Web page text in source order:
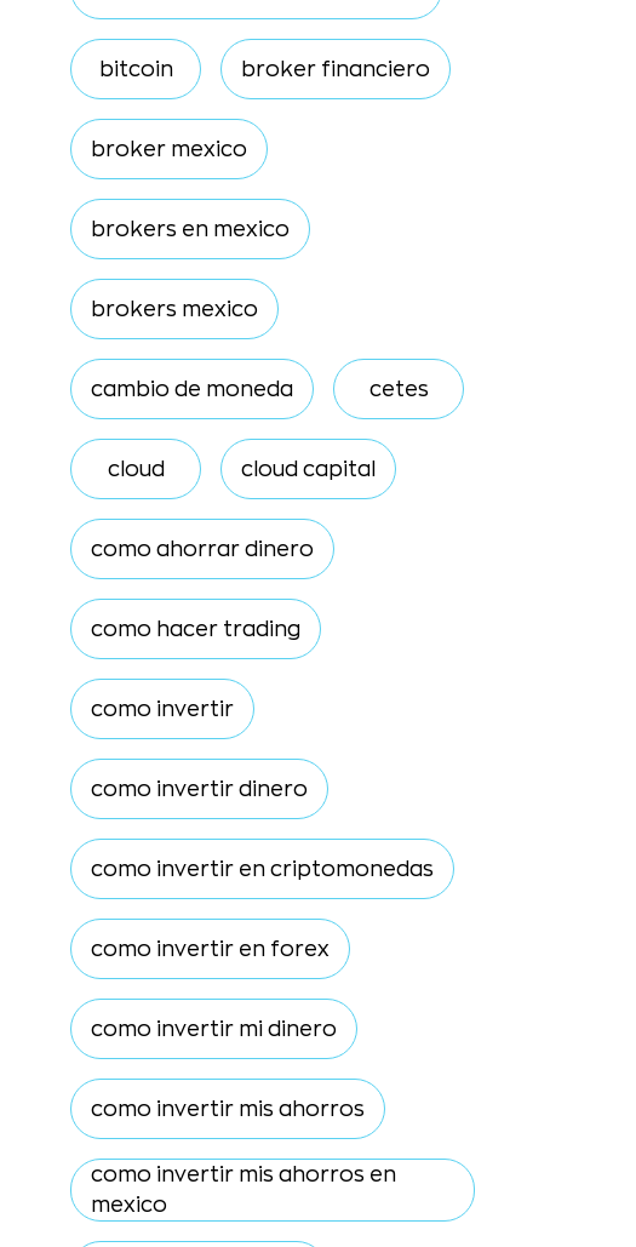
bitcoin broker financiero
broker mexico
brokers en mexico
brokers mexico
cambio de moneda cetes
cloud cloud capital
como ahorrar dinero
como hacer trading
como invertir
como invertir dinero
como invertir en criptomonedas
como invertir en forex
como invertir mi dinero
como invertir mis ahorros
como invertir mis ahorros en
mexico